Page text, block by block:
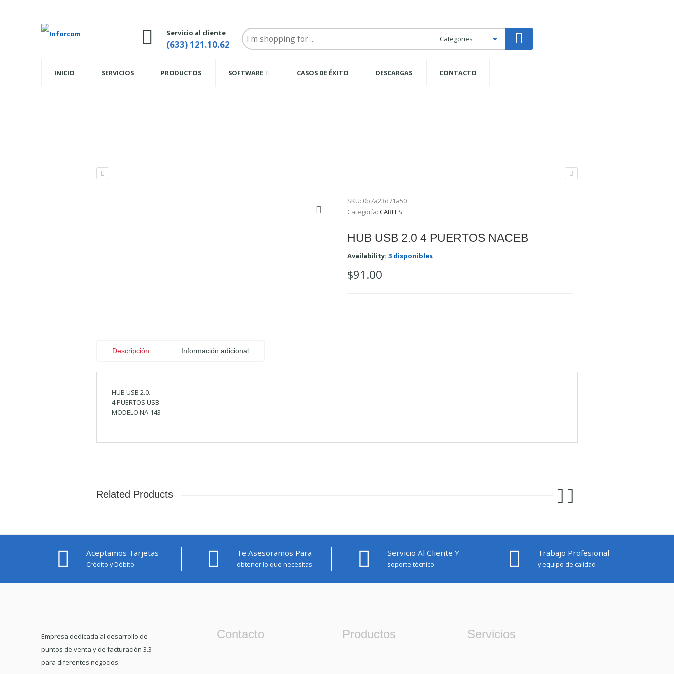
Servicio al cliente
(633) 121.10.62
Search
here
INICIO SERVICIOS PRODUCTOS SOFTWARE CASOS DE ÉXITO DESCARGAS CONTACTO
SKU: 0b7a23d71a50
Categoría: CABLES
HUB USB 2.0 4 PUERTOS NACEB
Availability: 3 disponibles
$91.00
Descripción Información adicional
HUB USB 2.0.
4 PUERTOS USB
MODELO NA-143
Related Products
Aceptamos Tarjetas
Crédito y Débito
Te Asesoramos Para
obtener lo que necesitas
Servicio Al Cliente Y
soporte técnico
Trabajo Profesional
y equipo de calidad
Empresa dedicada al desarrollo de
puntos de venta y de facturación 3.3
para diferentes negocios
Contacto Productos Servicios